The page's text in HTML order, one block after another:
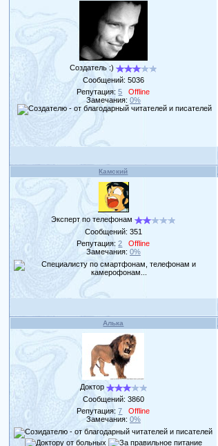
Создатель :)
Сообщений: 5036
Репутация:5
Offline
Замечания: 0%
Камский
Эксперт по телефонам
Сообщений: 351
Репутация:2
Offline
Замечания: 0%
Алька
Доктор
Сообщений: 3860
Репутация:7
Offline
Замечания: 0%